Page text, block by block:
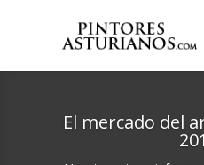
El mercado del